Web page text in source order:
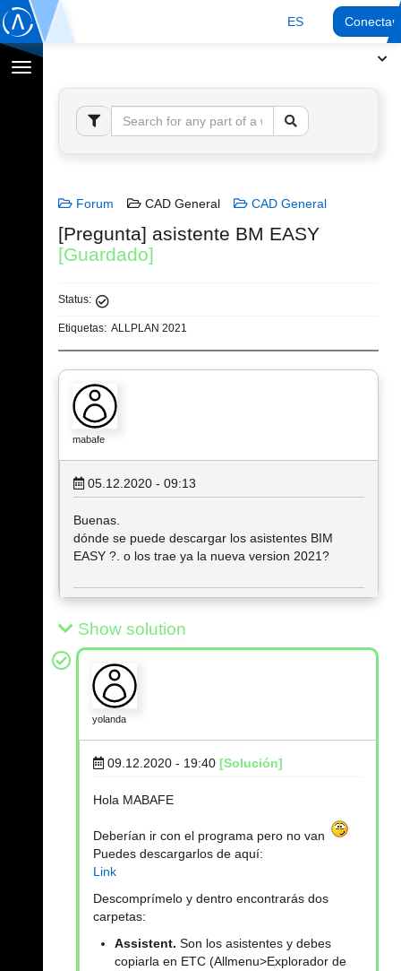
ES
Cambiar
navegación
Forum CAD General CAD General
[Pregunta] asistente BM EASY
[Guardado]
Status:
Etiquetas: ALLPLAN 2021
mabafe
05.12.2020 - 09:13
Buenas.
dónde se puede descargar los asistentes BIM
EASY ?. o los trae ya la nueva version 2021?
Show solution
yolanda
09.12.2020 - 19:40 [Solución]
Hola MABAFE
Deberían ir con el programa pero no van
Puedes descargarlos de aquí:
Link
Descomprímelo y dentro encontrarás dos
carpetas:
Assistent. Son los asistentes y debes
copiarla en ETC (Allmenu>Explorador de